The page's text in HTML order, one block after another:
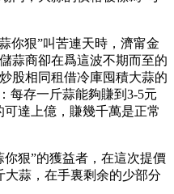
你狠”叫苦連天時，濟甯金
蒜商卻在爲這波不期而至的
股相同租借冷庫囤積大蒜的
每存一斤蒜能夠賺到3-5元
達上億，賺幾千萬是正常
狠”的獲益者，在這次提價
大蒜，在手裏剩余的少部分